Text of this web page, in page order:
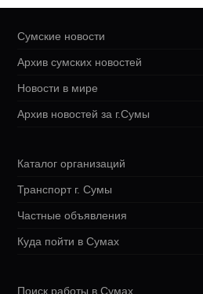
Сумские новости
Архив сумских новостей
Новости в мире
Архив новостей за г.Сумы
Каталог организаций
Транспорт г. Сумы
Частные объявления
Куда пойти в Сумах
Поиск работы в Сумах